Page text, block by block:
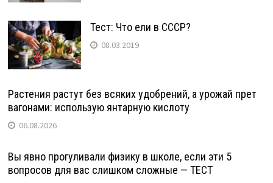
Тест: Что ели в СССР?
08.03.2019
Растения растут без всяких удобрений, а урожай прет
вагонами: использую янтарную кислоту
06.08.2026
Вы явно прогуливали физику в школе, если эти 5
вопросов для вас слишком сложные — ТЕСТ